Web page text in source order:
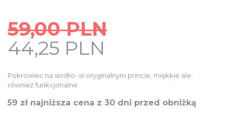
59,00PLN
Original
price
was:
59,00
PLN.
44,25 PLN
is:
44,25
PLN.
Pokrowiec na siodło- w oryginalnym princie, miękkie ale
również funkcjonalne.
59 zł najniższa cena z 30 dni przed obniżką